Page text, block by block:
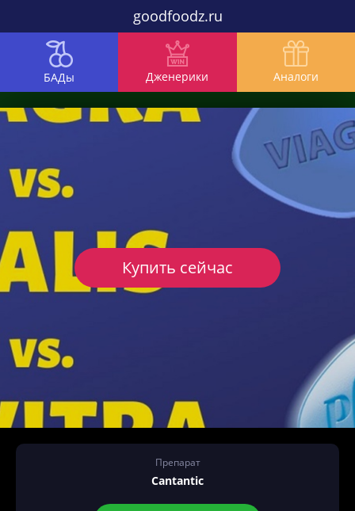
goodfoodz.ru
БАДы Дженерики Аналоги
Препарат
Cantantic
Купить сейчас